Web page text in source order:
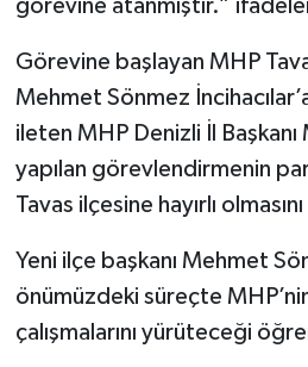
görevine atanmıştır.”
Görevine başlayan MHP
Mehmet Sönmez
ileten MHP Denizli İl Başkanı
yapılan görevlendirmenin
Tavas ilçesine hayırlı
Yeni ilçe başkanı Mehmet
önümüzdeki süreçte
çalışmalarını yürüteceği